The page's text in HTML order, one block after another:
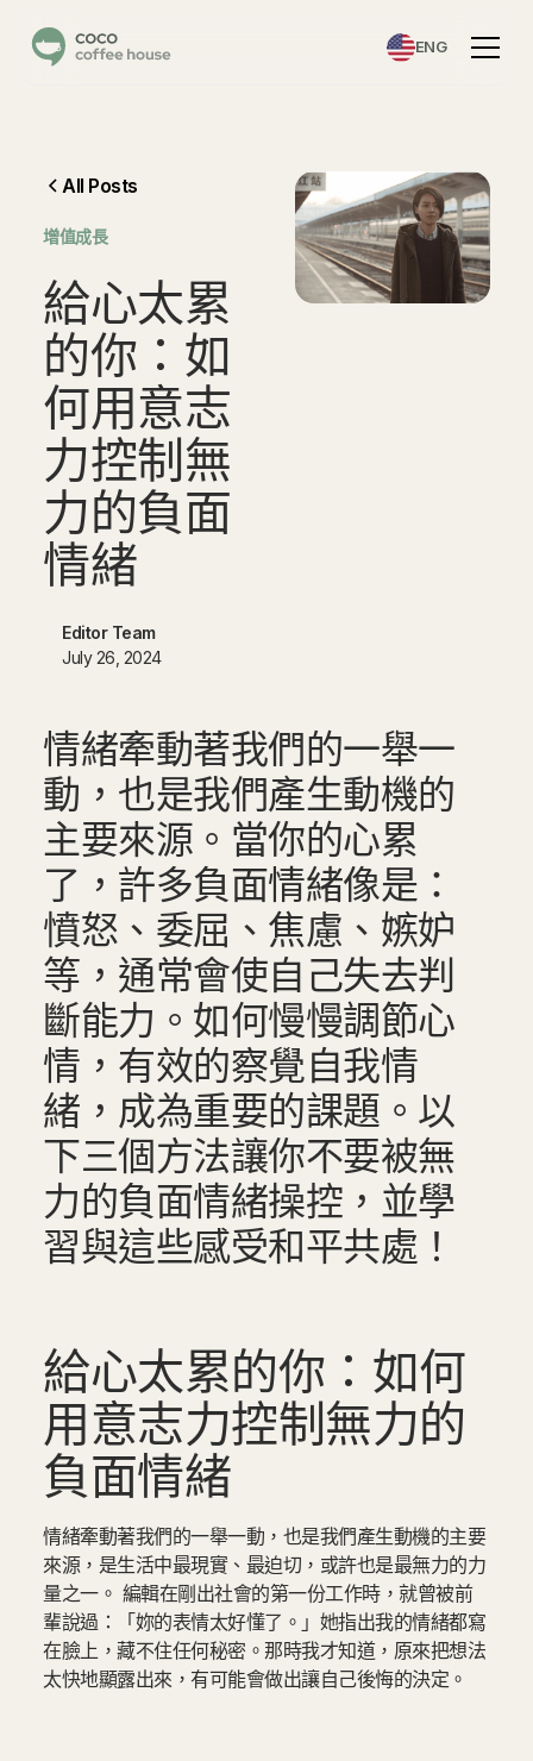
ENG
All Posts
增值成長
給心太累
的你 ： 如
何用意志
力控制無
力的負面
情緒
Editor Team
July 26, 2024
情緒牽動著我們的一舉一
動，也是我們產生動機的
主要來源。當你的心累
了，許多負面情緒像是：
憤怒、委屈、焦慮、嫉妒
等，通常會使自己失去判
斷能力。如何慢慢調節心
情，有效的察覺自我情
緒，成為重要的課題。以
下三個方法讓你不要被無
力的負面情緒操控，並學
習與這些感受和平共處！
給心太累的你：如何
用意志力控制無力的
負面情緒
情緒牽動著我們的一舉一動，也是我們產生動機的主要
來源，是生活中最現實、最迫切，或許也是最無力的力
量之一。 編輯在剛出社會的第一份工作時，就曾被前
輩說過：「妳的表情太好懂了。」她指出我的情緒都寫
在臉上，藏不住任何秘密。那時我才知道，原來把想法
太快地顯露出來，有可能會做出讓自己後悔的決定。